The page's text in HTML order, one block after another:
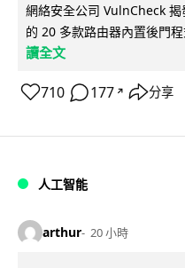
網絡安全公司 VulnCheck
的 20 多款路由器內置後門
讀全文
710 177 ↗ 分享
人工智能
arthur 20 小時